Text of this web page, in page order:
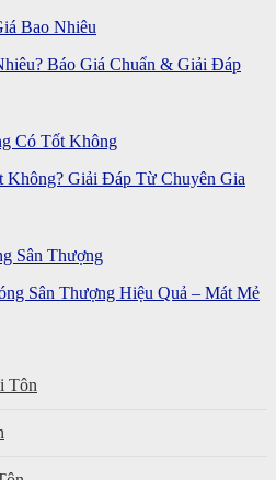
Báo Giá Chuẩn & Giải Đáp
Giải Đáp Từ Chuyên Gia
Sân Thượng Hiệu Quả – Mát Mẻ
Tôn